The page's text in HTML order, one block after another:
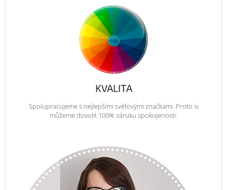
KVALITA
Spolupracujeme s nejlepšími světovými značkami. Proto si
můžeme dovolit 100% záruku spokojenosti.